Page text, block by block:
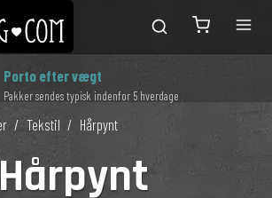
Porto efter vægt
Pakker sendes typisk indenfor 5 hverdage
/ Tekstil / Hårpynt